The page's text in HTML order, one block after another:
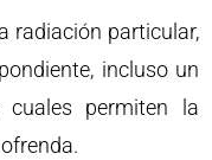
radiación particular,
incluso un
permiten la